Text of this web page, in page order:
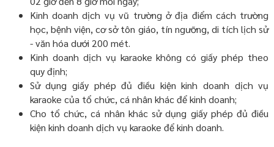
Kinh doanh dịch vụ vũ trường ở địa điểm cách trường
học, bệnh viện, cơ sở tôn giáo, tín ngưỡng, di tích lịch sử
- văn hóa dưới 200 mét.
Kinh doanh dịch vụ karaoke không có giấy phép theo
quy định;
Sử dụng giấy phép đủ điều kiện kinh doanh dịch vụ
karaoke của tổ chức, cá nhân khác để kinh doanh;
Cho tổ chức, cá nhân khác sử dụng giấy phép đủ điều
kiện kinh doanh dịch vụ karaoke để kinh doanh.